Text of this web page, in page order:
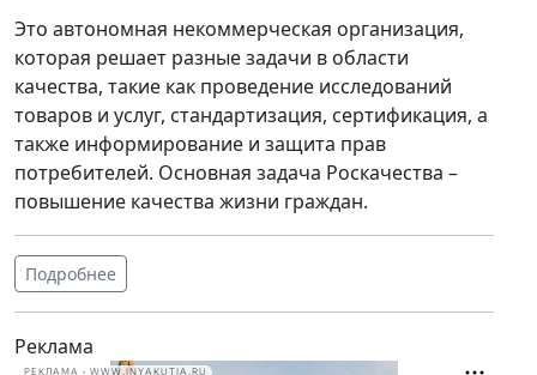
Это автономная некоммерческая организация,
которая решает разные задачи в области
качества, такие как проведение исследований
товаров и услуг, стандартизация, сертификация, а
также информирование и защита прав
потребителей. Основная задача Роскачества –
повышение качества жизни граждан.
Подробнее
Реклама
РЕКЛАМА • WWW.INYAKUTIA.RU